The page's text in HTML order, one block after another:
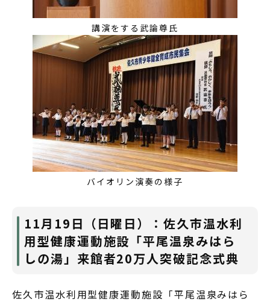
講演をする武論尊氏
バイオリン演奏の様子
11月19日（日曜日）：佐久市温水利
用型健康運動施設「平尾温泉みはら
しの湯」来館者20万人突破記念式典
佐久市温水利用型健康運動施設「平尾温泉みはら